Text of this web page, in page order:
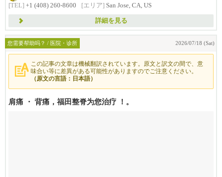
[TEL] +1 (408) 260-8600 [エリア] San Jose, CA, US
詳細を見る
您需要帮助吗？ / 医院・诊所 2026/07/18 (Sat)
この記事の文章は機械翻訳されています。原文と訳文の間で、意
味合い等に差異がある可能性がありますのでご注意ください。
（原文の言語：日本語）
肩痛 ・ 背痛，福田整脊为您治疗 ！。